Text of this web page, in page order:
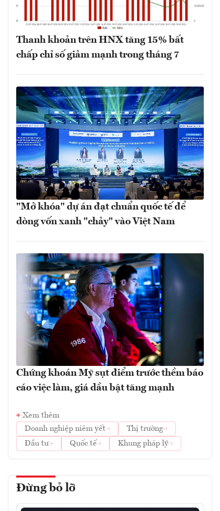
Thanh khoản trên HNX tăng 15% bất
chấp chỉ số giảm mạnh trong tháng 7
"Mở khóa" dự án đạt chuẩn quốc tế để
dòng vốn xanh "chảy" vào Việt Nam
Chứng khoán Mỹ sụt điểm trước thềm báo
cáo việc làm, giá dầu bật tăng mạnh
Xem thêm
Doanh nghiệp niêm yết
Thị trường
Đầu tư
Quốc tế Khung pháp lý
Đừng bỏ lỡ